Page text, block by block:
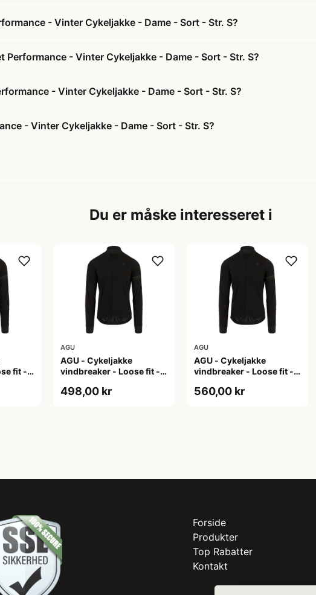
- Vinter Cykeljakke - Dame - Sort - Str. S?
- Vinter Cykeljakke - Dame - Sort - Str. S?
- Vinter Cykeljakke - Dame - Sort - Str. S?
- Vinter Cykeljakke - Dame - Sort - Str. S?
Du er måske interesseret i
fit -
AGU
AGU - Cykeljakke
vindbreaker - Loose fit -
498,00 kr
AGU
AGU - Cykeljakke
vindbreaker - Loose fit -
560,00 kr
Forside
Produkter
Top Rabatter
Kontakt